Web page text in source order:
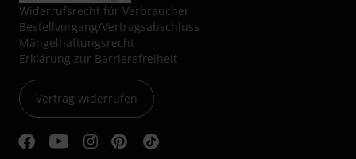
Widerrufsrecht für Verbraucher
Bestellvorgang/Vertragsabschluss
Mängelhaftungsrecht
Erklärung zur Barrierefreiheit
Vertrag widerrufen